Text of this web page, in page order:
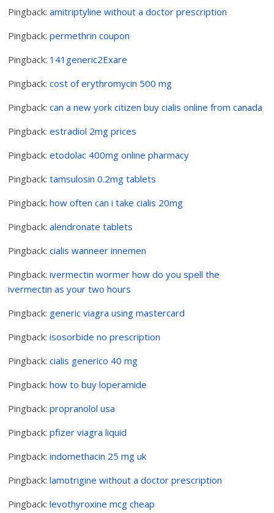
Pingback:amitriptyline without a doctor prescription
Pingback:permethrin coupon
Pingback: 141generic2Exare
Pingback:cost of erythromycin 500 mg
Pingback:can a new york citizen buy cialis online from canada
Pingback:estradiol 2mg prices
Pingback:etodolac 400mg online pharmacy
Pingback:tamsulosin 0.2mg tablets
Pingback:how often can i take cialis 20mg
Pingback:alendronate tablets
Pingback:cialis wanneer innemen
Pingback:ivermectin wormer how do you spell the
ivermectin as your two hours
Pingback: generic viagra using mastercard
Pingback:isosorbide no prescription
Pingback:cialis generico 40 mg
Pingback:how to buy loperamide
Pingback:propranolol usa
Pingback:pfizer viagra liquid
Pingback:indomethacin 25 mg uk
Pingback:lamotrigine without a doctor prescription
Pingback:levothyroxine mcg cheap